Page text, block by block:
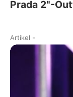
Prada 2"-
Artikel -